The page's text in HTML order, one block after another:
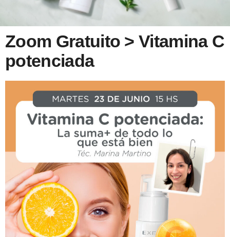
Zoom Gratuito > Vitamina C
potenciada